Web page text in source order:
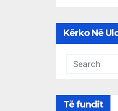
Kërko Në
Të fundit